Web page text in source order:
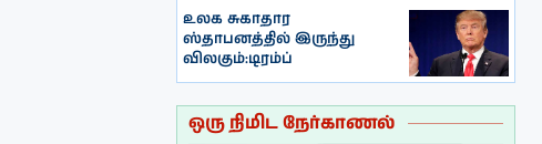
உலக சுகாதார
ஸ்தாபனத்தில் இருந்து
விலகும்:டிரம்ப்
ஒரு நிமிட நேர்காணல்